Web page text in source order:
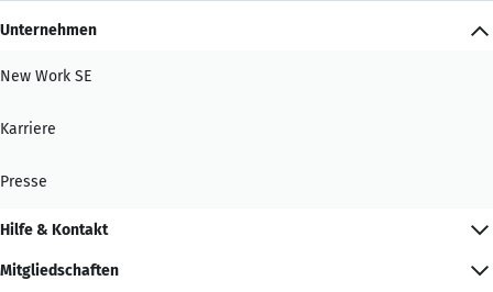
Unternehmen
New Work SE
Karriere
Presse
Hilfe & Kontakt
Mitgliedschaften